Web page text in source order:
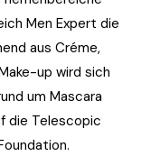
Men Expert die
aus Créme,
up wird sich
um Mascara
die Telescopic